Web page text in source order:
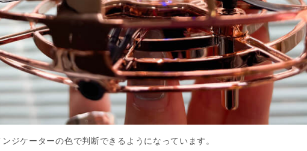
ジケーターの色で判断できるようになっています。